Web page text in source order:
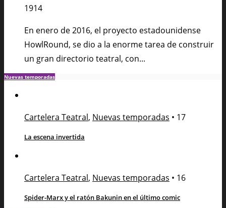
1914
En enero de 2016, el proyecto estadounidense
HowlRound, se dio a la enorme tarea de construir
un gran directorio teatral, con...
Nuevas temporadas
Cartelera Teatral, Nuevas temporadas • 17
La escena invertida
Cartelera Teatral, Nuevas temporadas • 16
Spider-Marx y el ratón Bakunin en el último comic